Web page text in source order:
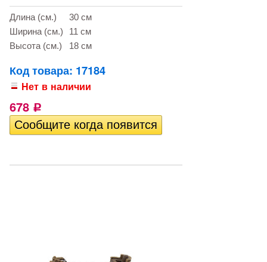
Длина (см.)
30 см
Ширина (см.)
11 см
Высота (см.)
18 см
Код товара: 17184
Нет в наличии
678 Р